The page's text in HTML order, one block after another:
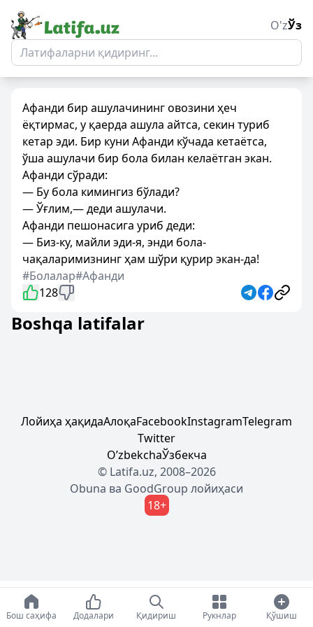
O'zЎз
Афанди бир ашулачининг овозини ҳеч
ёқтирмас, у қаерда ашула айтса, секин туриб
кетар эди. Бир куни Афанди кўчада кетаётса,
ўша ашулачи бир бола билан келаётган экан.
Афанди сўради:
— Бу бола кимингиз бўлади?
— Ўғлим,— деди ашулачи.
Афанди пешонасига уриб деди:
— Биз-ку, майли эди-я, энди бола-
чақаларимизнинг ҳам шўри қурир экан-да!
#Болалар#Афанди
128
Boshqa latifalar
Лойиҳа ҳақидаАлоқаFacebookInstagramTelegram
Twitter
OʼzbekchaЎзбекча
© Latifa.uz, 2008–2026
Obuna ва GoodGroup лойиҳаси
18+
Бош саҳифа Додалари Қидириш Рукнлар Қўшиш